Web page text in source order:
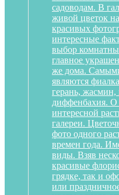
садоводам. В
живой цветок
красивых
интересные
выбор
главное
же дома.
являются
герань, жасмин,
диффенбахия. О
интересной
галереи.
фото одного
времен года.
виды. Взяв
красивые
грядке, так и
или